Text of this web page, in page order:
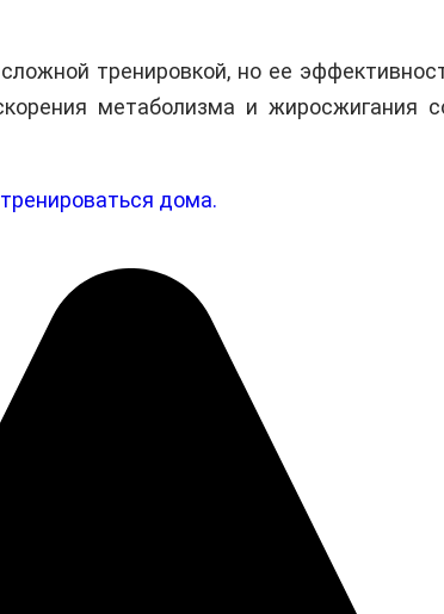
тренировкой, но ее
метаболизма и жиросжигания
дома.